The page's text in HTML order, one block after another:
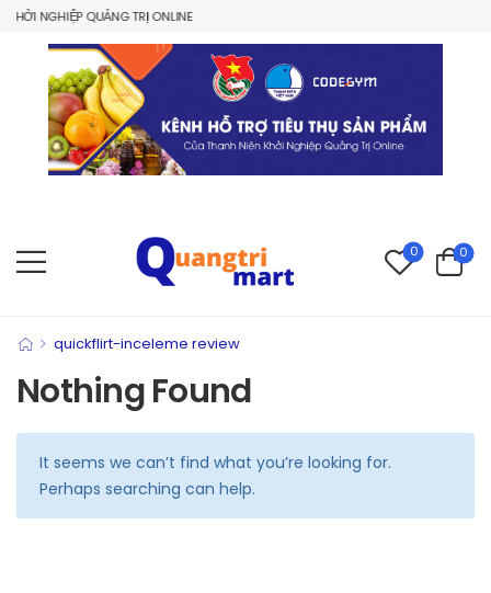
NGHIỆP QUẢNG TRỊ ONLINE
0 0
> quickflirt-inceleme review
Nothing Found
It seems we can’t find what you’re looking for.
Perhaps searching can help.